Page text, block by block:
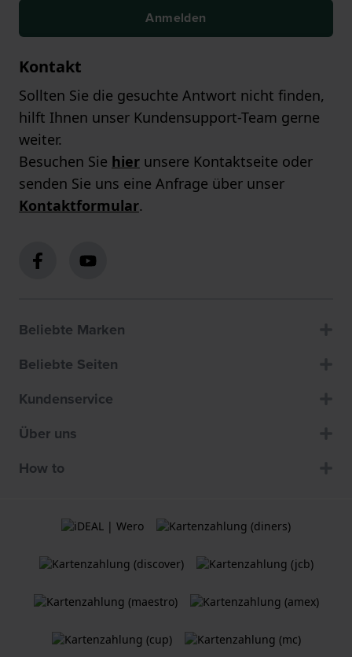
Anmelden
Kontakt
Sollten Sie die gesuchte Antwort nicht finden,
hilft Ihnen unser Kundensupport-Team gerne
weiter.
Besuchen Sie hier unsere Kontaktseite oder
senden Sie uns eine Anfrage über unser
Kontaktformular.
Beliebte Marken
Beliebte Seiten
Kundenservice
Über uns
How to